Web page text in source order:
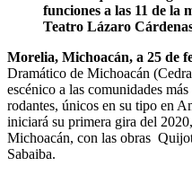
funciones a las 11 de la
Teatro Lázaro
Morelia, Michoacán, a 25 de
Dramático de Michoacán
escénico a las comunidades
rodantes, únicos en su tipo en
iniciará su primera gira del
Michoacán, con las obras
Sabaiba.